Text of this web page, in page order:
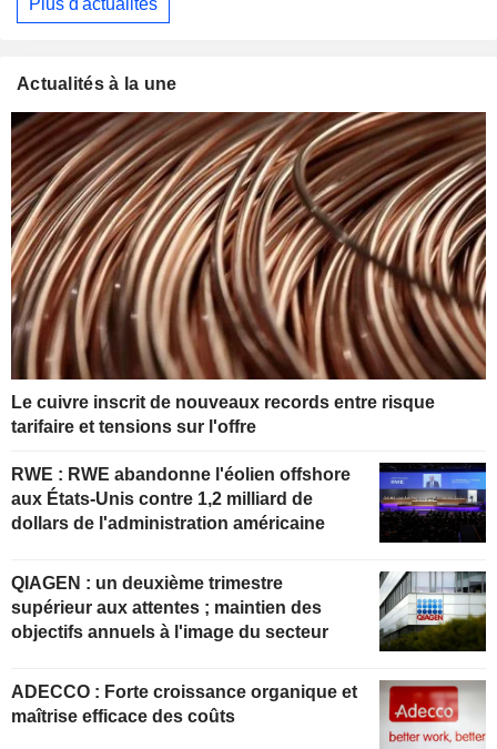
Actualités à la une
Le cuivre inscrit de nouveaux records entre risque
tarifaire et tensions sur l'offre
RWE : RWE abandonne l'éolien offshore
aux États-Unis contre 1,2 milliard de
dollars de l'administration américaine
QIAGEN : un deuxième trimestre
supérieur aux attentes ; maintien des
objectifs annuels à l'image du secteur
ADECCO : Forte croissance organique et
maîtrise efficace des coûts